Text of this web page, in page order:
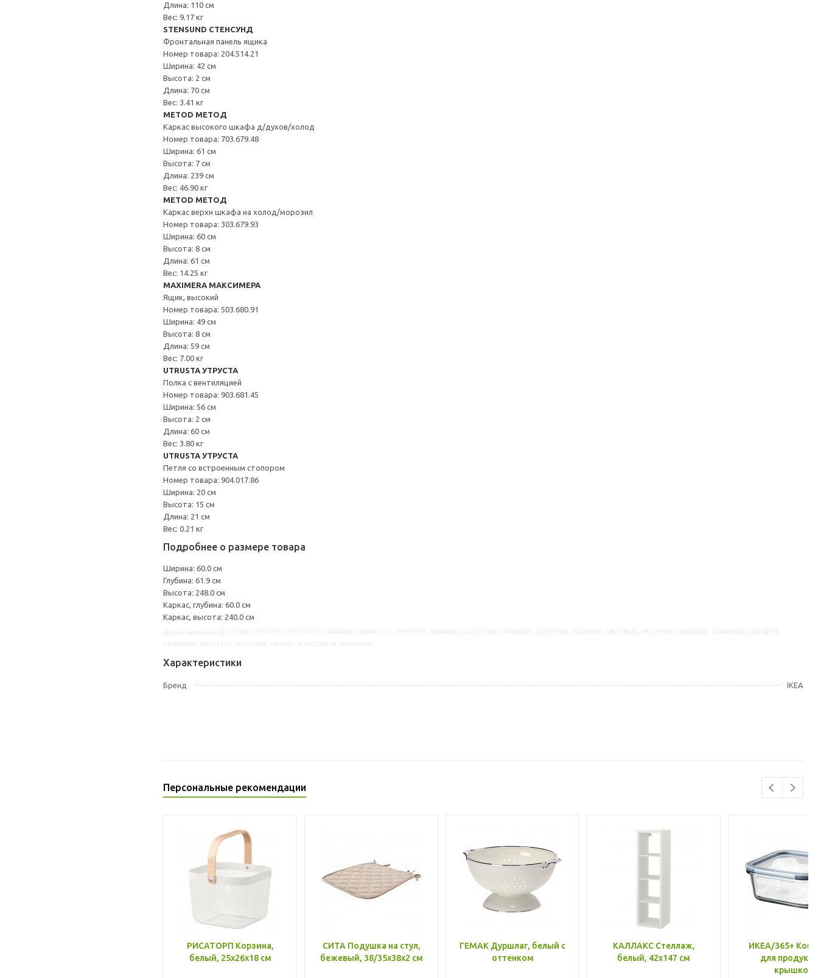
Длина: 110 см
Вес: 9.17 кг
STENSUND СТЕНСУНД
Фронтальная панель ящика
Номер товара: 204.514.21
Ширина: 42 см
Высота: 2 см
Длина: 70 см
Вес: 3.41 кг
METOD МЕТОД
Каркас высокого шкафа д/духов/холод
Номер товара: 703.679.48
Ширина: 61 см
Высота: 7 см
Длина: 239 см
Вес: 46.90 кг
METOD МЕТОД
Каркас верхн шкафа на холод/морозил
Номер товара: 303.679.93
Ширина: 60 см
Высота: 8 см
Длина: 61 см
Вес: 14.25 кг
MAXIMERA МАКСИМЕРА
Ящик, высокий
Номер товара: 503.680.91
Ширина: 49 см
Высота: 8 см
Длина: 59 см
Вес: 7.00 кг
UTRUSTA УТРУСТА
Полка с вентиляцией
Номер товара: 903.681.45
Ширина: 56 см
Высота: 2 см
Длина: 60 см
Вес: 3.80 кг
UTRUSTA УТРУСТА
Петля со встроенным стопором
Номер товара: 904.017.86
Ширина: 20 см
Высота: 15 см
Длина: 21 см
Вес: 0.21 кг
Подробнее о размере товара
Ширина: 60.0 см
Глубина: 61.9 см
Высота: 248.0 см
Каркас, глубина: 60.0 см
Каркас, высота: 240.0 см
Характеристики
Бренд IKEA
Персональные рекомендации
РИСАТОРП Корзина,
белый, 25x26x18 см
СИТА Подушка на стул,
бежевый, 38/35x38x2 см
ГЕМАК Дуршлаг, белый с
оттенком
КАЛЛАКС Стеллаж,
белый, 42x147 см
ИКЕА/365+
для
крышкой,